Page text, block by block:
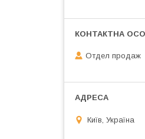
Отдел продаж
Київ, Україна